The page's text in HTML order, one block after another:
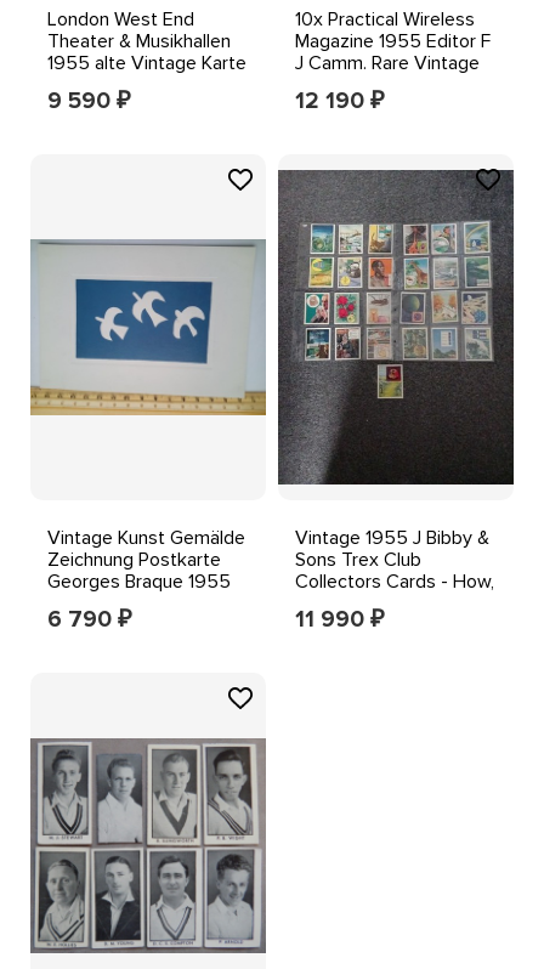
London West End
Theater & Musikhallen
1955 alte Vintage Karte
Plan Karte
9 590 ₽
10x Practical Wireless
Magazine 1955 Editor F
J Camm. Rare Vintage
Collection
12 190 ₽
Vintage Kunst Gemälde
Zeichnung Postkarte
Georges Braque 1955
Oiseaux sur fond bleu
6 790 ₽
Vintage 1955 J Bibby &
Sons Trex Club
Collectors Cards - How,
What & Why - (25)
11 990 ₽